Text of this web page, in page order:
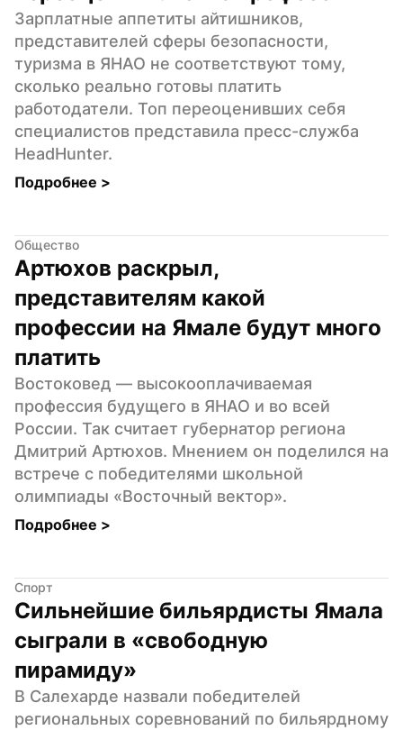
Зарплатные аппетиты айтишников,
представителей сферы безопасности,
туризма в ЯНАО не соответствуют тому,
сколько реально готовы платить
работодатели. Топ переоценивших себя
специалистов представила пресс-служба
HeadHunter.
Подробнее >
Общество
Артюхов раскрыл,
представителям какой
профессии на Ямале будут много
платить
Востоковед — высокооплачиваемая
профессия будущего в ЯНАО и во всей
России. Так считает губернатор региона
Дмитрий Артюхов. Мнением он поделился на
встрече с победителями школьной
олимпиады «Восточный вектор».
Подробнее >
Спорт
Сильнейшие бильярдисты Ямала
сыграли в «свободную
пирамиду»
В Салехарде назвали победителей
региональных соревнований по бильярдному